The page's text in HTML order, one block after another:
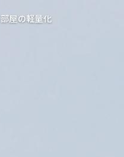
部屋の軽量化